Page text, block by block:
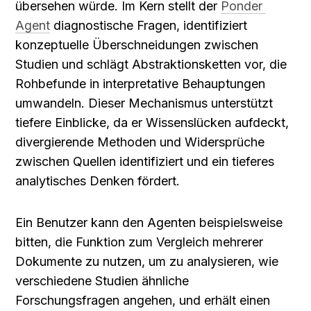
übersehen würde. Im Kern stellt der Ponder
Agent diagnostische Fragen, identifiziert
konzeptuelle Überschneidungen zwischen
Studien und schlägt Abstraktionsketten vor, die
Rohbefunde in interpretative Behauptungen
umwandeln. Dieser Mechanismus unterstützt
tiefere Einblicke, da er Wissenslücken aufdeckt,
divergierende Methoden und Widersprüche
zwischen Quellen identifiziert und ein tieferes
analytisches Denken fördert.
Ein Benutzer kann den Agenten beispielsweise
bitten, die Funktion zum Vergleich mehrerer
Dokumente zu nutzen, um zu analysieren, wie
verschiedene Studien ähnliche
Forschungsfragen angehen, und erhält einen